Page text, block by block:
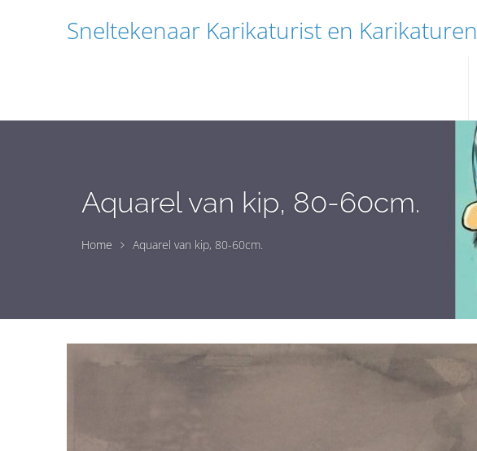
Sneltekenaar Karikaturist en Karikaturen
Aquarel van kip, 80-60cm.
Home Aquarel van kip, 80-60cm.